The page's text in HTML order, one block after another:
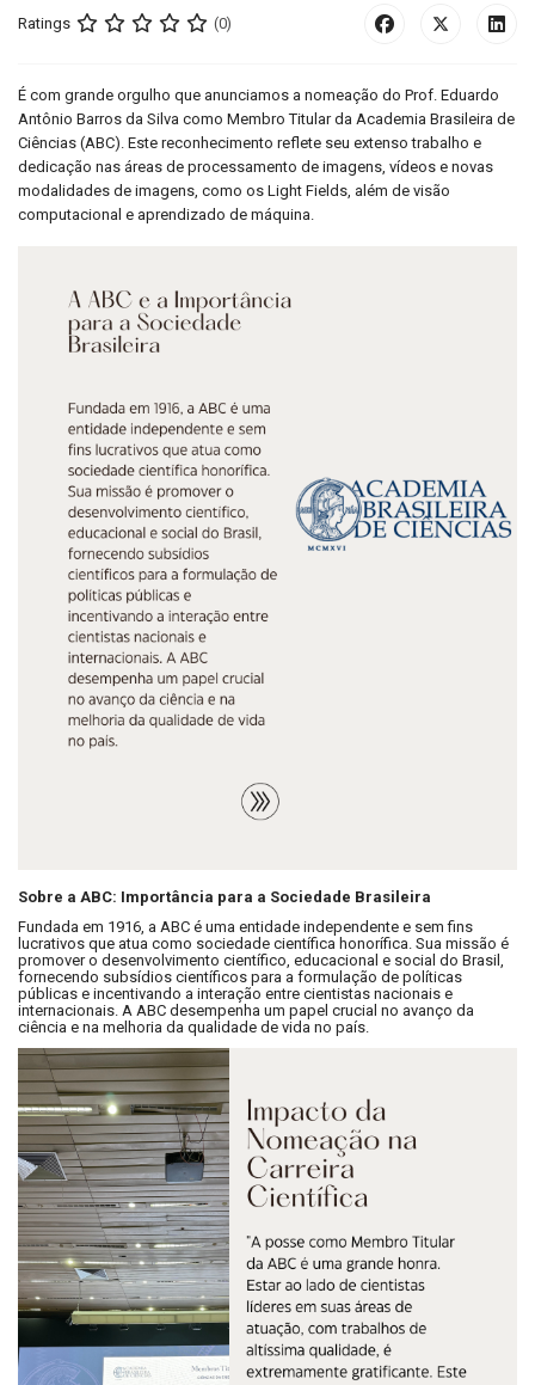
Ratings (0)
É com grande orgulho que anunciamos a nomeação do Prof. Eduardo
Antônio Barros da Silva como Membro Titular da Academia Brasileira de
Ciências (ABC). Este reconhecimento reflete seu extenso trabalho e
dedicação nas áreas de processamento de imagens, vídeos e novas
modalidades de imagens, como os Light Fields, além de visão
computacional e aprendizado de máquina.
Sobre a ABC: Importância para a Sociedade Brasileira
Fundada em 1916, a ABC é uma entidade independente e sem fins
lucrativos que atua como sociedade científica honorífica. Sua missão é
promover o desenvolvimento científico, educacional e social do Brasil,
fornecendo subsídios científicos para a formulação de políticas
públicas e incentivando a interação entre cientistas nacionais e
internacionais. A ABC desempenha um papel crucial no avanço da
ciência e na melhoria da qualidade de vida no país.